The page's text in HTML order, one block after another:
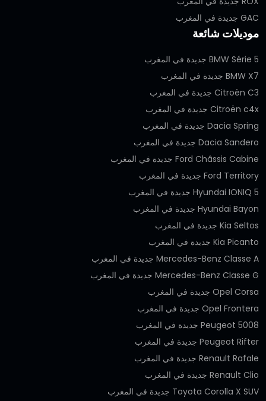
GAC جديدة في المغرب
موديلات شائعة
BMW Série 5 جديدة في المغرب
BMW X7 جديدة في المغرب
Citroën C3 جديدة في المغرب
Citroën c4x جديدة في المغرب
Dacia Spring جديدة في المغرب
Dacia Sandero جديدة في المغرب
Ford Châssis Cabine جديدة في المغرب
Ford Territory جديدة في المغرب
Hyundai IONIQ 5 جديدة في المغرب
Hyundai Bayon جديدة في المغرب
Kia Seltos جديدة في المغرب
Kia Picanto جديدة في المغرب
Mercedes-Benz Classe A جديدة في المغرب
Mercedes-Benz Classe G جديدة في المغرب
Opel Corsa جديدة في المغرب
Opel Frontera جديدة في المغرب
Peugeot 5008 جديدة في المغرب
Peugeot Rifter جديدة في المغرب
Renault Rafale جديدة في المغرب
Renault Clio جديدة في المغرب
Toyota Corolla X SUV جديدة في المغرب